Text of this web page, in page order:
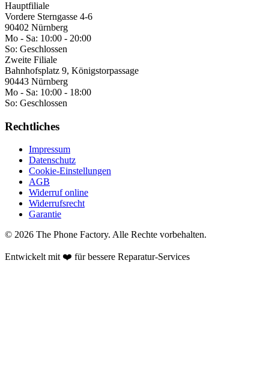
Hauptfiliale
Vordere Sterngasse 4-6
90402 Nürnberg
Mo - Sa: 10:00 - 20:00
So: Geschlossen
Zweite Filiale
Bahnhofsplatz 9, Königstorpassage
90443 Nürnberg
Mo - Sa: 10:00 - 18:00
So: Geschlossen
Rechtliches
Impressum
Datenschutz
Cookie-Einstellungen
AGB
Widerruf online
Widerrufsrecht
Garantie
© 2026 The Phone Factory. Alle Rechte vorbehalten.
Entwickelt mit ❤️ für bessere Reparatur-Services